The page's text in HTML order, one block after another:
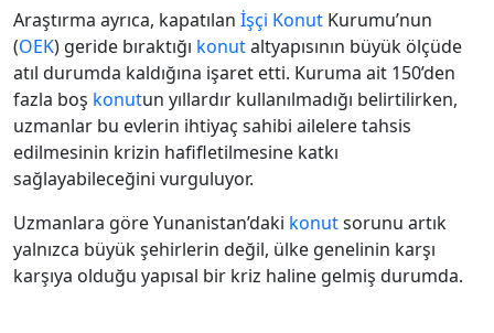
Araştırma ayrıca, kapatılan İşçi Konut Kurumu’nun
(OEK) geride bıraktığı konutaltyapısının büyük ölçüde
atıl durumda kaldığına işaret etti. Kuruma ait 150’den
fazla boş konutun yıllardır kullanılmadığı belirtilirken,
uzmanlar bu evlerin ihtiyaç sahibi ailelere tahsis
edilmesinin krizin hafifletilmesine katkı
sağlayabileceğini vurguluyor.
Uzmanlara göre Yunanistan’daki konutsorunu artık
yalnızca büyük şehirlerin değil, ülke genelinin karşı
karşıya olduğu yapısal bir kriz haline gelmiş durumda.